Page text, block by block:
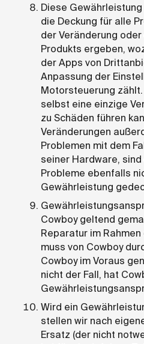
Diese
die Deckung für alle
der Veränderung
Produkts ergeben,
der Apps von
Anpassung der
Motorsteuerung
selbst eine einzige
zu Schäden führen
Veränderungen
Problemen mit dem
seiner Hardware,
Probleme ebenfalls
Gewährleistung
Cowboy geltend
Reparatur im
muss von Cowboy
Cowboy im Voraus
nicht der Fall, hat
Wird ein
stellen wir nach
Ersatz (der nicht